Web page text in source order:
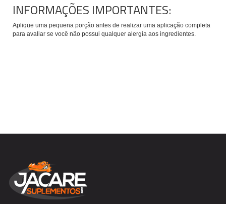
INFORMAÇÕES IMPORTANTES:
Aplique uma pequena porção antes de realizar uma aplicação completa
para avaliar se você não possui qualquer alergia aos ingredientes.